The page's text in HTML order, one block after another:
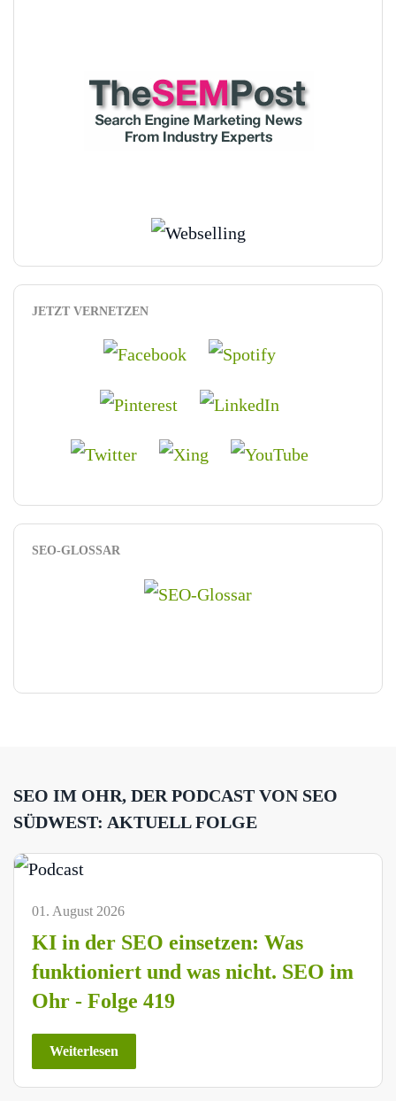
JETZT VERNETZEN
SEO-GLOSSAR
SEO IM OHR, DER PODCAST VON SEO
SÜDWEST: AKTUELL FOLGE
01. August 2026
KI in der SEO einsetzen: Was
funktioniert und was nicht. SEO im
Ohr - Folge 419
Weiterlesen